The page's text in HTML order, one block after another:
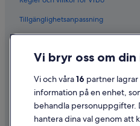
Tillgänglighetsanpassning
Cookies
Användarvillkor
Juridisk information/Kontakta oss
Riktlinjer för innehåll och anmäla
Vi bryr oss om
Vi och våra16 partner
information på en enhet,
behandla personuppgifter.
hantera dina val genom att